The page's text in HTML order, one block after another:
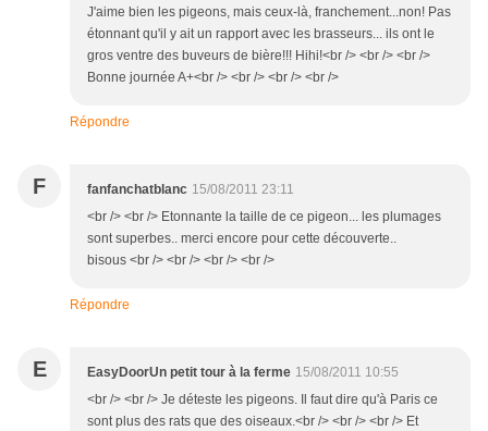
J'aime bien les pigeons, mais ceux-là, franchement...non! Pas
étonnant qu'il y ait un rapport avec les brasseurs... ils ont le
gros ventre des buveurs de bière!!! Hihi!<br /> <br /> <br />
Bonne journée A+<br /> <br /> <br /> <br />
Répondre
F fanfanchatblanc 15/08/2011 23:11
<br /> <br /> Etonnante la taille de ce pigeon... les plumages
sont superbes.. merci encore pour cette découverte..
bisous <br /> <br /> <br /> <br />
Répondre
E EasyDoorUn petit tour à la ferme 15/08/2011 10:55
<br /> <br /> Je déteste les pigeons. Il faut dire qu'à Paris ce
sont plus des rats que des oiseaux.<br /> <br /> <br /> Et